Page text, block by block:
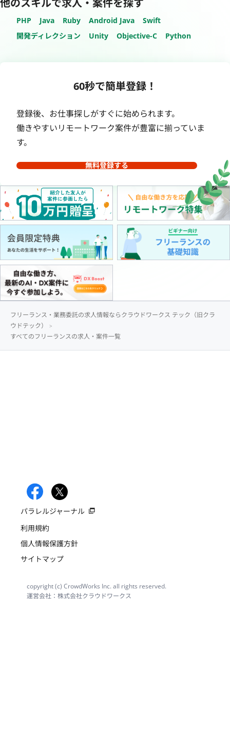
PHP Java Ruby Android Java
Swift
開発ディレクション
Unity Objective-C Python
60秒で簡単登録！
登録後、お仕事探しがすぐに始められます。
働きやすいリモートワーク案件が豊富に揃っていま
す。
無料登録する
フリーランス・業務委託の求人情報ならクラウドワークス テック（旧クラ
ウドテック）
すべてのフリーランスの求人・案件一覧
パラレルジャーナル
利用規約
個人情報保護方針
サイトマップ
copyright (c) CrowdWorks Inc. all rights reserved.
運営会社：株式会社クラウドワークス